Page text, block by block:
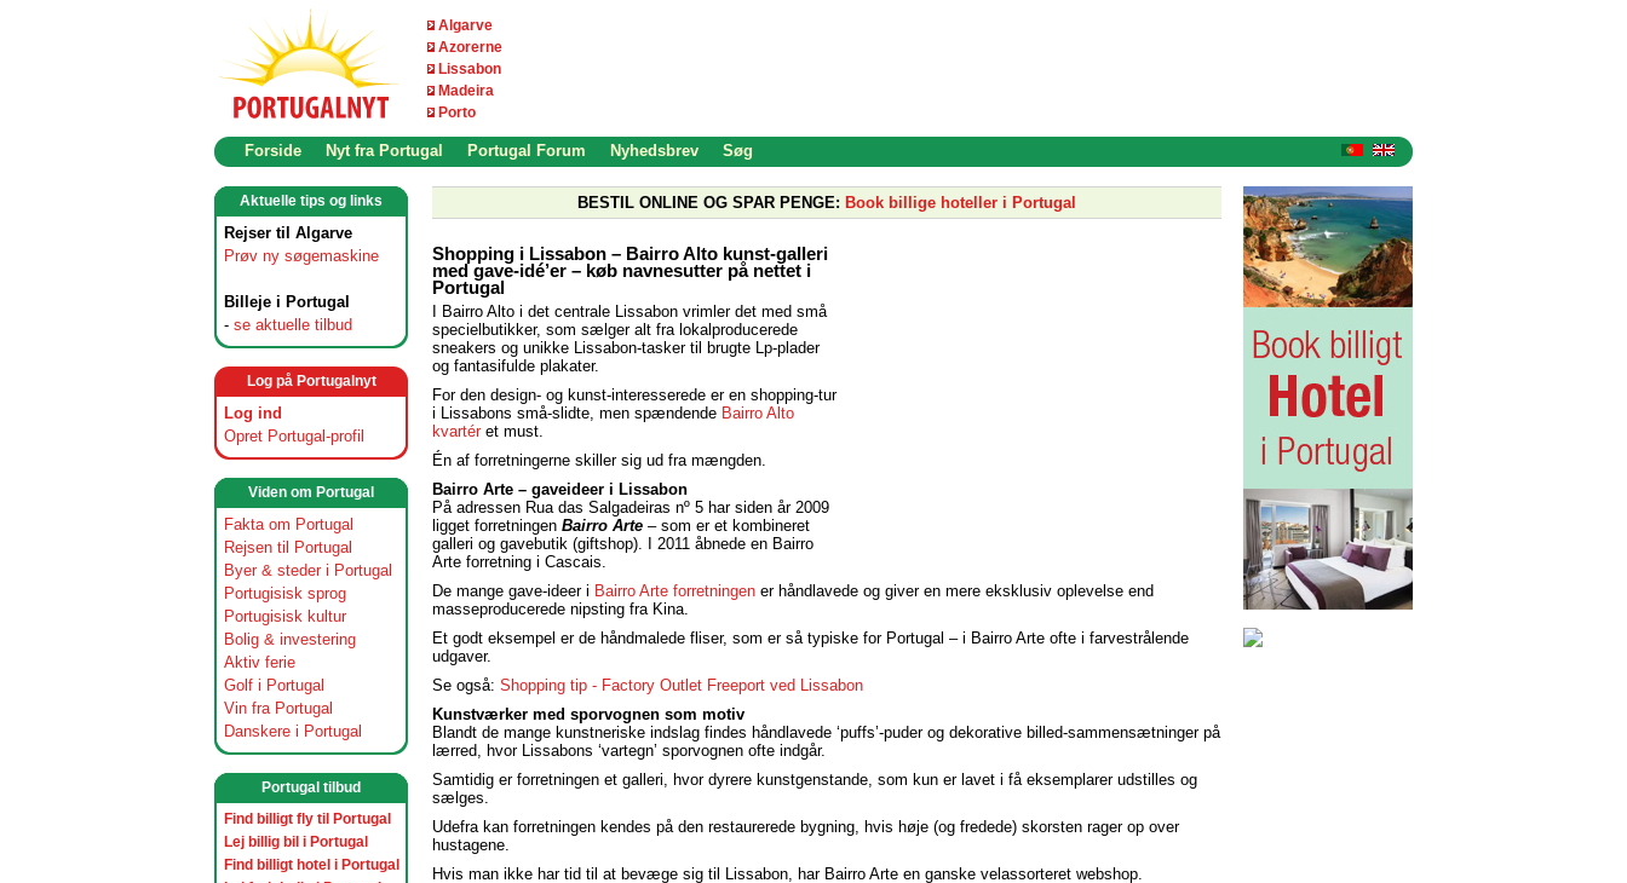
Algarve
Azorerne
Lissabon
Madeira
Porto
Forside Nyt fra Portugal Portugal Forum Nyhedsbrev Søg
Aktuelle tips og links
Rejser til Algarve
Prøv ny søgemaskine
Billeje i Portugal
- se aktuelle tilbud
Log på Portugalnyt
Log ind
Opret Portugal-profil
Viden om Portugal
Fakta om Portugal
Rejsen til Portugal
Byer & steder i Portugal
Portugisisk sprog
Portugisisk kultur
Bolig & investering
Aktiv ferie
Golf i Portugal
Vin fra Portugal
Danskere i Portugal
Portugal tilbud
Find billigt fly til Portugal
Lej billig bil i Portugal
Find billigt hotel i Portugal
BESTIL ONLINE OG SPAR PENGE: Book billige hoteller i Portugal
Shopping i Lissabon – Bairro Alto kunst-galleri
med gave-idé’er – køb navnesutter på nettet i
Portugal
I Bairro Alto i det centrale Lissabon vrimler det med små
specielbutikker, som sælger alt fra lokalproducerede
sneakers og unikke Lissabon-tasker til brugte Lp-plader
og fantasifulde plakater.
For den design- og kunst-interesserede er en shopping-tur
i Lissabons små-slidte, men spændende Bairro Alto
kvartér et must.
Én af forretningerne skiller sig ud fra mængden.
Bairro Arte – gaveideer i Lissabon
På adressen Rua das Salgadeiras nº 5 har siden år 2009
ligget forretningen Bairro Arte – som er et kombineret
galleri og gavebutik (giftshop). I 2011 åbnede en Bairro
Arte forretning i Cascais.
De mange gave-ideer i Bairro Arte forretningen er håndlavede og giver en mere eksklusiv oplevelse end
masseproducerede nipsting fra Kina.
Et godt eksempel er de håndmalede fliser, som er så typiske for Portugal – i Bairro Arte ofte i farvestrålende
udgaver.
Se også: Shopping tip - Factory Outlet Freeport ved Lissabon
Kunstværker med sporvognen som motiv
Blandt de mange kunstneriske indslag findes håndlavede ‘puffs’-puder og dekorative billed-sammensætninger på
lærred, hvor Lissabons ‘vartegn’ sporvognen ofte indgår.
Samtidig er forretningen et galleri, hvor dyrere kunstgenstande, som kun er lavet i få eksemplarer udstilles og
sælges.
Udefra kan forretningen kendes på den restaurerede bygning, hvis høje (og fredede) skorsten rager op over
hustagene.
Hvis man ikke har tid til at bevæge sig til Lissabon, har Bairro Arte en ganske velassorteret webshop.